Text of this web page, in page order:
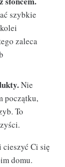
szybkie
zaleca
Nie
początku,
To
cieszyć Ci się
domu.